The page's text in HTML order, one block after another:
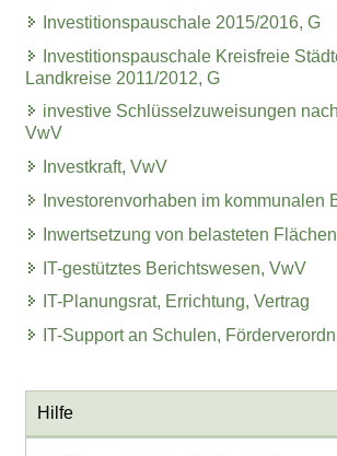
Investitionspauschale 2015/2016, G
Investitionspauschale Kreisfreie
Landkreise 2011/2012, G
investive Schlüsselzuweisungen
VwV
Investkraft, VwV
Investorenvorhaben im kommunalen
Inwertsetzung von belasteten
IT-gestütztes Berichtswesen, VwV
IT-Planungsrat, Errichtung, Vertrag
IT-Support an Schulen,
Hilfe